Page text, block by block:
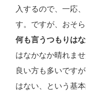
入するので、一応
す。ですが、おそら
何も言うつもりは
はなかなか晴れませ
良い方も多いです
はない、という基